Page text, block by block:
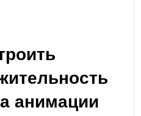
анимации